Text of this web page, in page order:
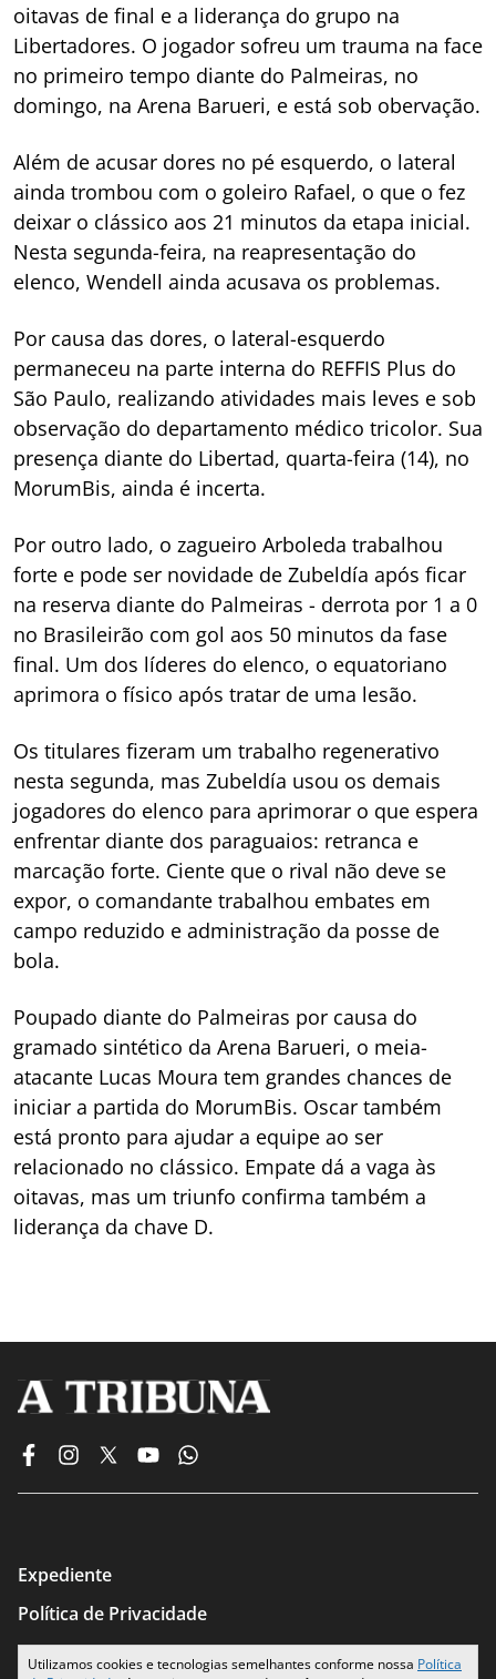
oitavas de final e a liderança do grupo na
Libertadores. O jogador sofreu um trauma na face
no primeiro tempo diante do Palmeiras, no
domingo, na Arena Barueri, e está sob obervação.
Além de acusar dores no pé esquerdo, o lateral
ainda trombou com o goleiro Rafael, o que o fez
deixar o clássico aos 21 minutos da etapa inicial.
Nesta segunda-feira, na reapresentação do
elenco, Wendell ainda acusava os problemas.
Por causa das dores, o lateral-esquerdo
permaneceu na parte interna do REFFIS Plus do
São Paulo, realizando atividades mais leves e sob
observação do departamento médico tricolor. Sua
presença diante do Libertad, quarta-feira (14), no
MorumBis, ainda é incerta.
Por outro lado, o zagueiro Arboleda trabalhou
forte e pode ser novidade de Zubeldía após ficar
na reserva diante do Palmeiras - derrota por 1 a 0
no Brasileirão com gol aos 50 minutos da fase
final. Um dos líderes do elenco, o equatoriano
aprimora o físico após tratar de uma lesão.
Os titulares fizeram um trabalho regenerativo
nesta segunda, mas Zubeldía usou os demais
jogadores do elenco para aprimorar o que espera
enfrentar diante dos paraguaios: retranca e
marcação forte. Ciente que o rival não deve se
expor, o comandante trabalhou embates em
campo reduzido e administração da posse de
bola.
Poupado diante do Palmeiras por causa do
gramado sintético da Arena Barueri, o meia-
atacante Lucas Moura tem grandes chances de
iniciar a partida do MorumBis. Oscar também
está pronto para ajudar a equipe ao ser
relacionado no clássico. Empate dá a vaga às
oitavas, mas um triunfo confirma também a
liderança da chave D.
Utilizamos cookies e tecnologias semelhantes conforme nossa Política
Expediente
Política de Privacidade
Termos de Uso